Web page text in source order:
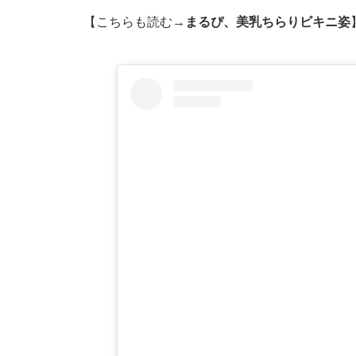
【こちらも読む→ まるぴ、美乳ちらりビキニ姿